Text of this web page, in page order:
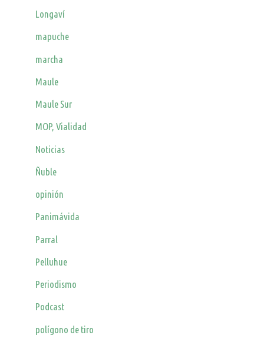
Longaví
mapuche
marcha
Maule
Maule Sur
MOP, Vialidad
Noticias
Ñuble
opinión
Panimávida
Parral
Pelluhue
Periodismo
Podcast
polígono de tiro